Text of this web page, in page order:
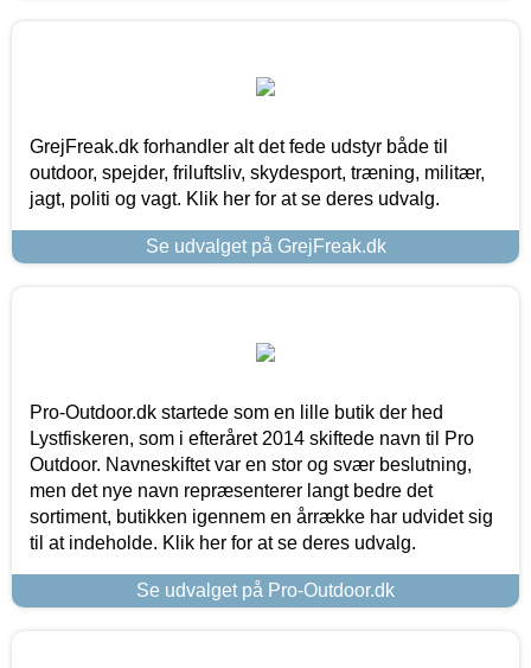
GrejFreak.dk forhandler alt det fede udstyr både til
outdoor, spejder, friluftsliv, skydesport, træning, militær,
jagt, politi og vagt. Klik her for at se deres udvalg.
Se udvalget på GrejFreak.dk
Pro-Outdoor.dk startede som en lille butik der hed
Lystfiskeren, som i efteråret 2014 skiftede navn til Pro
Outdoor. Navneskiftet var en stor og svær beslutning,
men det nye navn repræsenterer langt bedre det
sortiment, butikken igennem en årrække har udvidet sig
til at indeholde. Klik her for at se deres udvalg.
Se udvalget på Pro-Outdoor.dk